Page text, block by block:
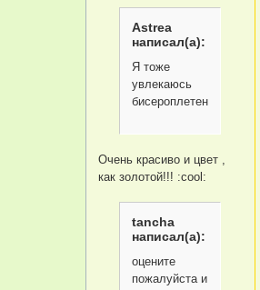
Astrea
написал(а):
Я тоже
увлекаюсь
бисероплетением
Очень красиво и цвет ,
как золотой!!! :cool:
tancha
написал(а):
оцените
пожалуйста и